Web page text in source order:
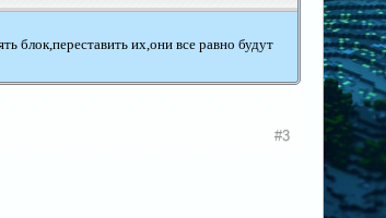
блок,переставить их,они все равно будут
#3